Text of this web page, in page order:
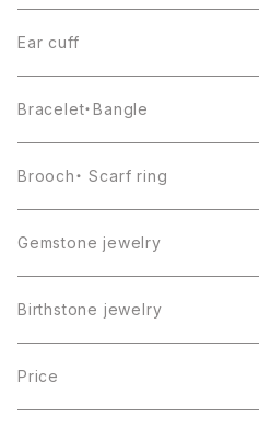
Ear cuff
Bracelet・Bangle
Brooch・ Scarf ring
Gemstone jewelry
Birthstone jewelry
１月・ガーネット
Price